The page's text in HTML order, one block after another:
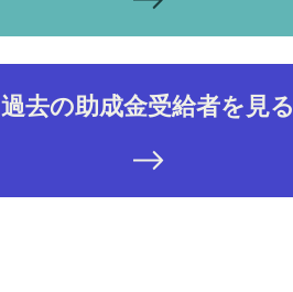
過去の助成金受給者を見る